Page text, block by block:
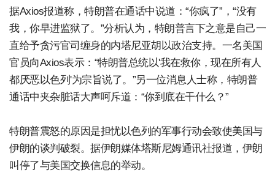
据Axios报道称，特朗普在通话中说道：“你疯了”，“没有
我，你早进监狱了。”分析认为，特朗普言下之意是自己一
直给予贪污官司缠身的内塔尼亚胡以政治支持。一名美国
官员向Axios表示：“特朗普总统以'我在救你，现在所有人
都厌恶以色列'为宗旨说了。”另一位消息人士称，特朗普
通话中夹杂脏话大声呵斥道：“你到底在干什么？”
特朗普震怒的原因是担忧以色列的军事行动会致使美国与
伊朗的谈判破裂。据伊朗媒体塔斯尼姆通讯社报道，伊朗
叫停了与美国交换信息的举动。